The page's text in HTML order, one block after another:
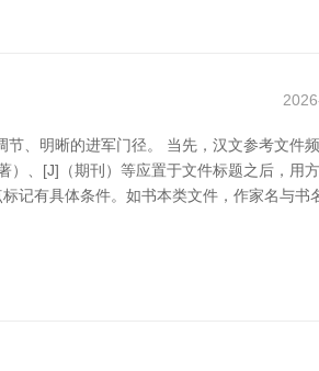
、明晰的进军门径。 当先，汉文参考文件
）、[J]（期刊）等应置于文件标题之后，用
记有具体条件。如书本类文件，作家名与书